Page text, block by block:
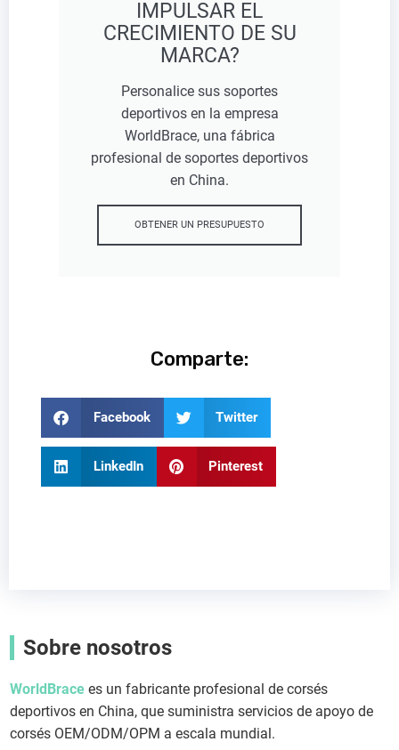
IMPULSAR EL
CRECIMIENTO DE SU
MARCA?
Personalice sus soportes
deportivos en la empresa
WorldBrace, una fábrica
profesional de soportes deportivos
en China.
OBTENER UN PRESUPUESTO
Comparte:
Facebook Twitter
LinkedIn Pinterest
Sobre nosotros
WorldBrace es un fabricante profesional de corsés
deportivos en China, que suministra servicios de apoyo de
corsés OEM/ODM/OPM a escala mundial.